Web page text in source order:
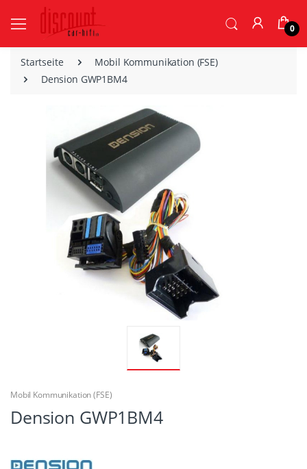
0
Startseite
Mobil Kommunikation (FSE)
Dension GWP1BM4
Mobil Kommunikation (FSE)
Dension GWP1BM4